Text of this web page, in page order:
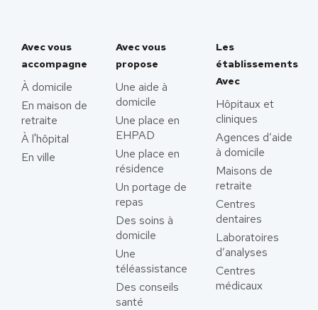
Avec vous
accompagne
À domicile
En maison de
retraite
À l'hôpital
En ville
Avec vous
propose
Une aide à
domicile
Une place en
EHPAD
Une place en
résidence
Un portage de
repas
Des soins à
domicile
Une
téléassistance
Des conseils
santé
Les
établissements
Avec
Hôpitaux et
cliniques
Agences d’aide
à domicile
Maisons de
retraite
Centres
dentaires
Laboratoires
d’analyses
Centres
médicaux